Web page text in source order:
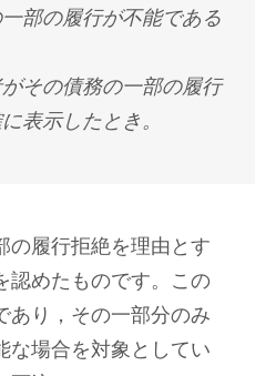
行が不能である
務の一部の履行
表示したとき。
の履行拒絶を理由とす
認めたものです。この
あり，その一部分のみ
な場合を対象としてい